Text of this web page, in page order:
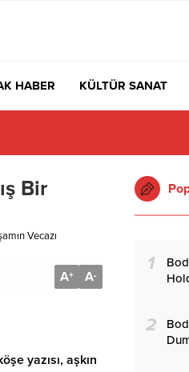
HABER KÜLTÜR SANAT
Bir
Vecazı
A+ A-
yazısı, aşkın
1
2